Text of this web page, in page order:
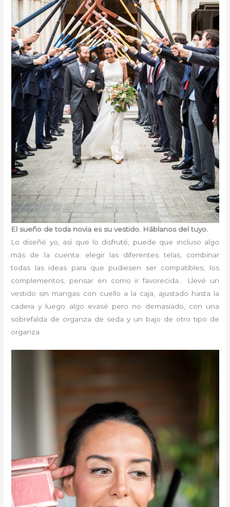
El sueño de toda novia es su vestido. Háblanos del tuyo.
Lo diseñé yo, así que lo disfruté, puede que incluso algo
más de la cuenta: elegir las diferentes telas, combinar
todas las ideas para que pudiesen ser compatibles, los
complementos, pensar en como ir favorecida… Llevé un
vestido sin mangas con cuello a la caja, ajustado hasta la
cadera y luego algo evasé pero no demasiado, con una
sobrefalda de organza de seda y un bajo de otro tipo de
organza.